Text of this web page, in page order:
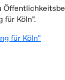
für Köln".
für Köln"